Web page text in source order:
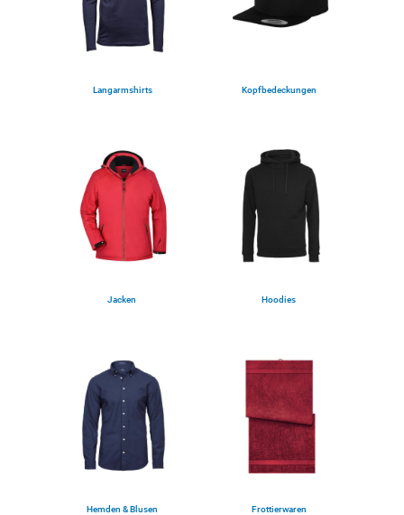
Langarmshirts Kopfbedeckungen
Jacken Hoodies
Hemden & Blusen Frottierwaren